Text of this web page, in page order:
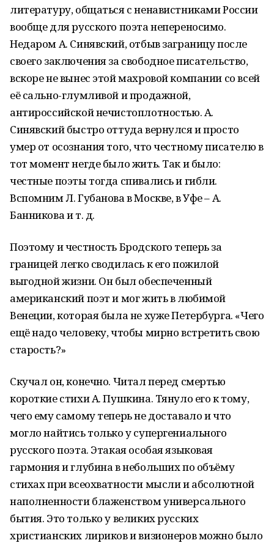
литературу, общаться с ненавистниками России
вообще для русского поэта непереносимо.
Недаром А. Синявский, отбыв заграницу после
своего заключения за свободное писательство,
вскоре не вынес этой махровой компании со всей
её сально-глумливой и продажной,
антироссийской нечистоплотностью. А.
Синявский быстро оттуда вернулся и просто
умер от осознания того, что честному писателю в
тот момент негде было жить. Так и было:
честные поэты тогда спивались и гибли.
Вспомним Л. Губанова в Москве, в Уфе – А.
Банникова и т. д.
Поэтому и честность Бродского теперь за
границей легко сводилась к его пожилой
выгодной жизни. Он был обеспеченный
американский поэт и мог жить в любимой
Венеции, которая была не хуже Петербурга. «Чего
ещё надо человеку, чтобы мирно встретить свою
старость?»
Скучал он, конечно. Читал перед смертью
короткие стихи А. Пушкина. Тянуло его к тому,
чего ему самому теперь не доставало и что
могло найтись только у супергениального
русского поэта. Этакая особая языковая
гармония и глубина в небольших по объёму
стихах при всеохватности мысли и абсолютной
наполненности блаженством универсального
бытия. Это только у великих русских
христианских лириков и визионеров можно было